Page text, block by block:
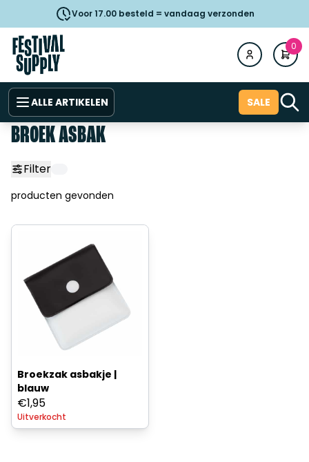
Voor 17.00 besteld = vandaag verzonden
0
ALLE ARTIKELEN SALE
BROEK ASBAK
Filter
producten gevonden
Broekzak asbakje |
blauw
€1,95
Uitverkocht